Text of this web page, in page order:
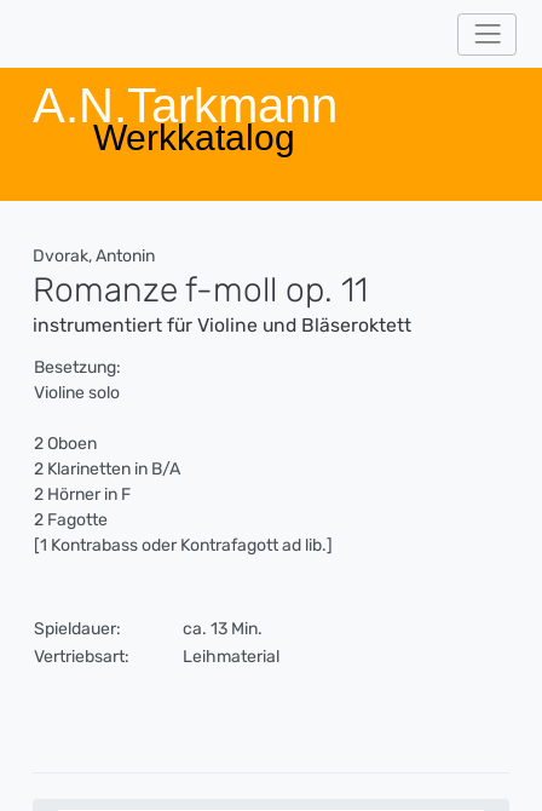
A.N.Tarkmann
Werkkatalog
Dvorak, Antonin
Romanze f-moll op. 11
instrumentiert für Violine und Bläseroktett
Besetzung:
Violine solo
2 Oboen
2 Klarinetten in B/A
2 Hörner in F
2 Fagotte
[1 Kontrabass oder Kontrafagott ad lib.]
Spieldauer:
ca. 13 Min.
Vertriebsart:
Leihmaterial